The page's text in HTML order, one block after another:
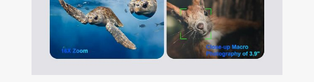
plongiez sous
l'eau, nagez, faites
de la randonnée
ou du vélo, cette